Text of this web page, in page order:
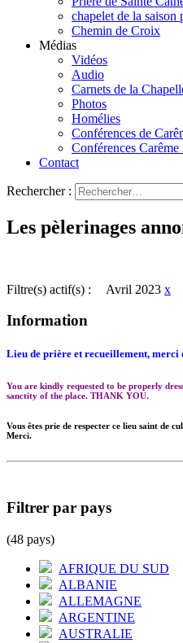
chapelet de la saison
Chemin de Croix
Médias
Vidéos
Audio
Carnets de la
Photos
Homélies
Conférences de
Conférences Carême
Contact
Rechercher :
Les pèlerinages
Filtre(s) actif(s) : Avril 2023 x
Information
Lieu de prière et recueillement, merci
You are kindly requested to be properly
sanctity of the place. THANK YOU.
Vous êtes prie de respecter ce lieu saint de
Merci.
Filtrer par pays
(48 pays)
AFRIQUE DU SUD
ALBANIE
ALLEMAGNE
ARGENTINE
AUSTRALIE